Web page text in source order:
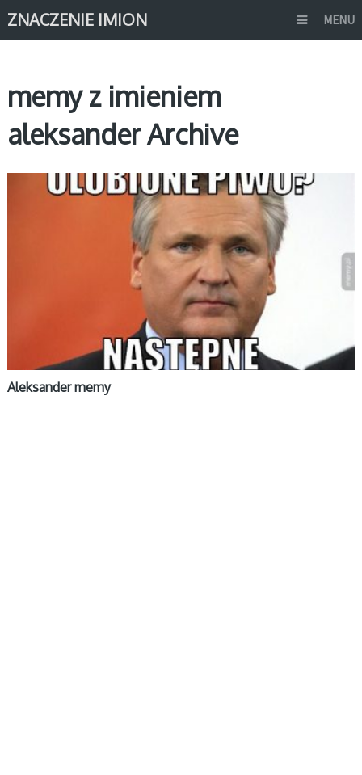
ZNACZENIE IMION MENU
memy z imieniem
aleksander Archive
MEMY IMIONA
Aleksander memy